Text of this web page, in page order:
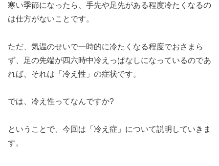
寒い季節になったら、手先や足先がある程度冷たくなるの
は仕方がないことです。
ただ、気温のせいで一時的に冷たくなる程度でおさまら
ず、足の先端が四六時中冷えっぱなしになっているのであ
れば、それは「冷え性」の症状です。
では、冷え性ってなんですか?
ということで、今回は「冷え症」について説明していきま
す。